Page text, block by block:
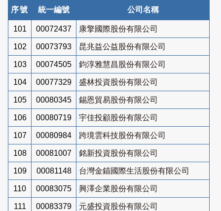
序號 統一編號 公司名稱
101 00072437 康擎國際股份有限公司
102 00073793 昆兆益公益股份有限公司
103 00074505 鈞淳雅慧昌股份有限公司
104 00077329 盛林投資股份有限公司
105 00080345 錫恩貿易股份有限公司
106 00080719 宇佳投顧股份有限公司
107 00080984 跨境雲科技股份有限公司
108 00081007 銘新投資股份有限公司
109 00081148 台灣金錨國際生活股份有限公司
110 00083075 興澤企業股份有限公司
111 00083379 元盛投資股份有限公司